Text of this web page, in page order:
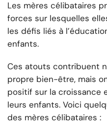
Les mères célibataires
forces sur lesquelles
les défis liés à
enfants.
Ces atouts contribuent
propre bien-être, mais
positif sur la croissance
leurs enfants. Voici
des mères célibataires :